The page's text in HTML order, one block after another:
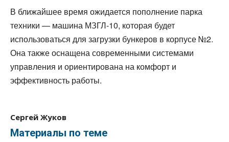
В ближайшее время ожидается пополнение парка
техники — машина МЗГЛ-10, которая будет
использоваться для загрузки бункеров в корпусе №2.
Она также оснащена современными системами
управления и ориентирована на комфорт и
эффективность работы.
Сергей Жуков
Материалы по теме